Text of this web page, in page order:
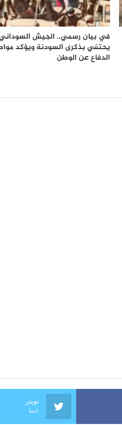
في بيان رسمي.. الجيش
يحتفي بذكرى السودنة ويؤكد
الدفاع عن الوطن
تويتر
تابعنا